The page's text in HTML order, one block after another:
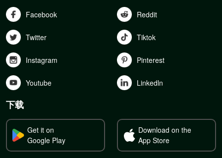
Facebook Reddit
Twitter Tiktok
Instagram Pinterest
Youtube Linkedln
下载
Get it on
Google Play
Download on the
App Store